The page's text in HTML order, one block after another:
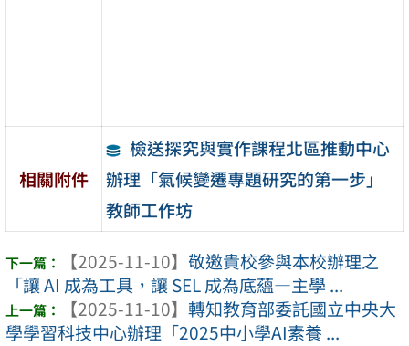
相關附件
檢送探究與實作課程北區推動中心
辦理「氣候變遷專題研究的第一步」
教師工作坊
【2025-11-10】 敬邀貴校參與本校辦理之
「讓 AI 成為工具，讓 SEL 成為底蘊—主學 ...
【2025-11-10】 轉知教育部委託國立中央大
學學習科技中心辦理「2025中小學AI素養 ...